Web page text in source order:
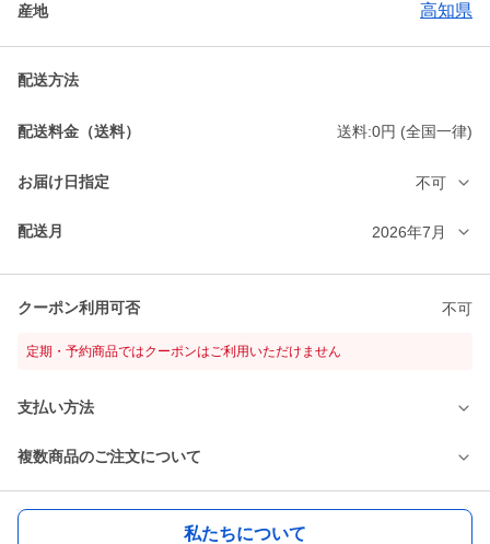
産地 高知県
配送方法
配送料金（送料） 送料:0円 (全国一律)
お届け日指定 不可
配送月 2026年7月
クーポン利用可否 不可
定期・予約商品ではクーポンはご利用いただけません
支払い方法
複数商品のご注文について
私たちについて